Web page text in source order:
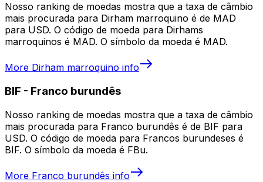
Nosso ranking de moedas mostra que a taxa de câmbio
mais procurada para Dirham marroquino é de MAD
para USD. O código de moeda para Dirhams
marroquinos é MAD. O símbolo da moeda é MAD.
More Dirham marroquino info
BIF - Franco burundês
Nosso ranking de moedas mostra que a taxa de câmbio
mais procurada para Franco burundês é de BIF para
USD. O código de moeda para Francos burundeses é
BIF. O símbolo da moeda é FBu.
More Franco burundês info